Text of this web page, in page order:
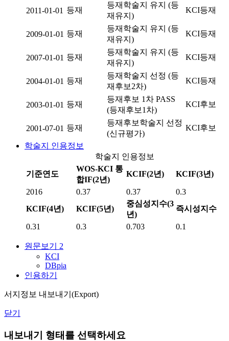
2011-01-01 등재
등재학술지 유지 (등
재유지)
KCI등재
2009-01-01 등재
등재학술지 유지 (등
재유지)
KCI등재
2007-01-01 등재
등재학술지 유지 (등
재유지)
KCI등재
2004-01-01 등재
등재학술지 선정 (등
재후보2차)
KCI등재
2003-01-01 등재
등재후보 1차 PASS
(등재후보1차)
KCI후보
2001-07-01 등재
등재후보학술지 선정
(신규평가)
KCI후보
학술지 인용정보
학술지 인용정보
기준연도
WOS-KCI 통
합IF(2년)
KCIF(2년) KCIF(3년)
2016 0.37 0.37
0.3
KCIF(4년)
KCIF(5년)
중심성지수(3
년)
즉시성지수
0.31 0.3 0.703 0.1
원문보기 2
KCI
DBpia
인용하기
서지정보 내보내기(Export)
닫기
내보내기 형태를 선택하세요